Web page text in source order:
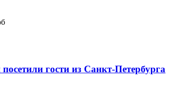
гости из Санкт-Петербурга